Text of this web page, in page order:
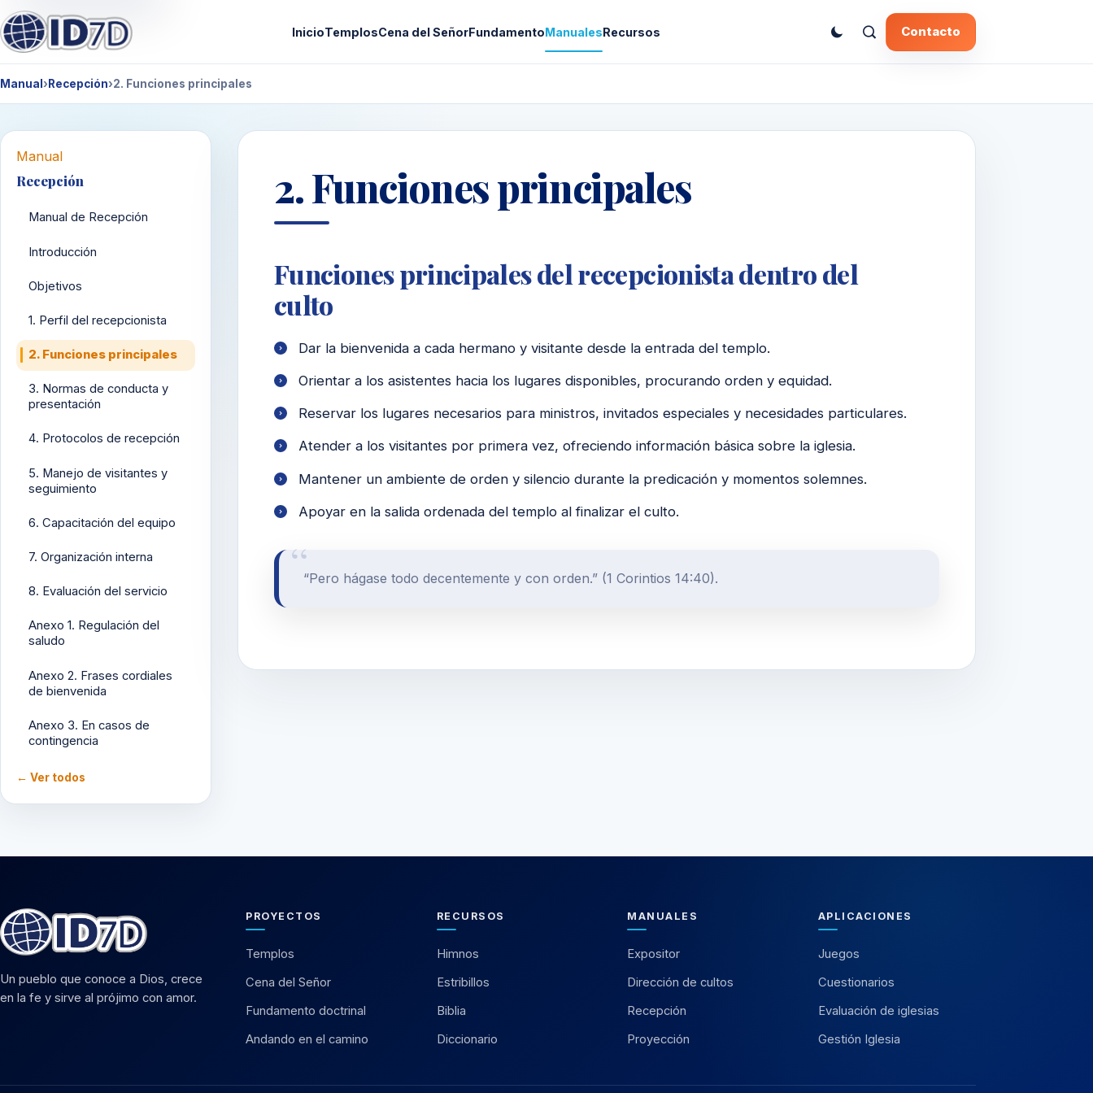
InicioTemplosCena del SeñorFundamentoManualesRecursos Contacto
Manual›Recepción›2. Funciones principales
Manual
Recepción
Manual de Recepción
Introducción
Objetivos
1. Perfil del recepcionista
2. Funciones principales
3. Normas de conducta y
presentación
4. Protocolos de recepción
5. Manejo de visitantes y
seguimiento
6. Capacitación del equipo
7. Organización interna
8. Evaluación del servicio
Anexo 1. Regulación del
saludo
Anexo 2. Frases cordiales
de bienvenida
Anexo 3. En casos de
contingencia
← Ver todos
2. Funciones principales
Funciones principales del recepcionista dentro del
culto
Dar la bienvenida a cada hermano y visitante desde la entrada del templo.
Orientar a los asistentes hacia los lugares disponibles, procurando orden y equidad.
Reservar los lugares necesarios para ministros, invitados especiales y necesidades particulares.
Atender a los visitantes por primera vez, ofreciendo información básica sobre la iglesia.
Mantener un ambiente de orden y silencio durante la predicación y momentos solemnes.
Apoyar en la salida ordenada del templo al finalizar el culto.
“Pero hágase todo decentemente y con orden.” (1 Corintios 14:40).
Un pueblo que conoce a Dios, crece
en la fe y sirve al prójimo con amor.
PROYECTOS
Templos
Cena del Señor
Fundamento doctrinal
Andando en el camino
RECURSOS
Himnos
Estribillos
Biblia
Diccionario
MANUALES
Expositor
Dirección de cultos
Recepción
Proyección
APLICACIONES
Juegos
Cuestionarios
Evaluación de iglesias
Gestión Iglesia